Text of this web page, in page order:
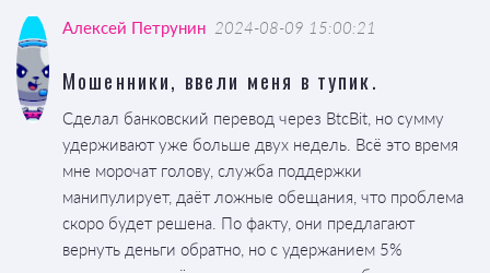
Алексей Петрунин 2024-08-09 15:00:21
Мошенники, ввели меня в тупик.
Сделал банковский перевод через BtcBit, но сумму
удерживают уже больше двух недель. Всё это время
мне морочат голову, служба поддержки
манипулирует, даёт ложные обещания, что проблема
скоро будет решена. По факту, они предлагают
вернуть деньги обратно, но с удержанием 5%